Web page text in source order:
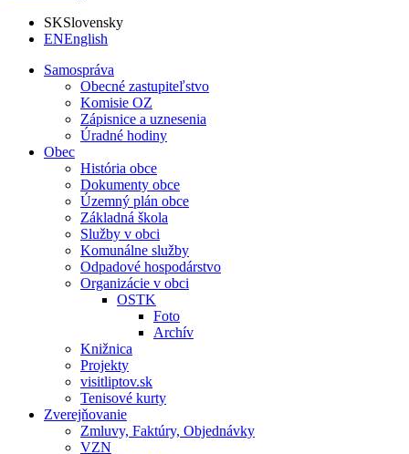
SKSlovensky
ENEnglish
Samospráva
Obecné zastupiteľstvo
Komisie OZ
Zápisnice a uznesenia
Úradné hodiny
Obec
História obce
Dokumenty obce
Územný plán obce
Základná škola
Služby v obci
Komunálne služby
Odpadové hospodárstvo
Organizácie v obci
OSTK
Foto
Archív
Knižnica
Projekty
visitliptov.sk
Tenisové kurty
Zverejňovanie
Zmluvy, Faktúry, Objednávky
VZN